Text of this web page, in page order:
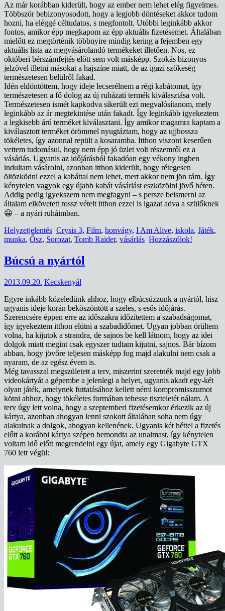
Az már korábban kiderült, hogy az ember nem lehet elég figyelmes.
Többször bebizonyosodott, hogy a legjobb döntéseket akkor tudom
hozni, ha eléggé céltudatos, s megfontolt. Utóbbi leginkább akkor
fontos, amikor épp megkapom az épp aktuális fizetésemet. Általában
mielőtt ez megtörténik többnyire mindig kering a fejemben egy
aktuális lista az megvásárolandó termékeket illetően. Nos, ez
októberi bérszámfejtés előtt sem volt másképp. Szokás bizonyos
jelzővel illetni másokat a hajszíne miatt, de az igazi szőkeség
természetesen belülről fakad.
Idén eldöntöttem, hogy ideje lecserélnem a régi kabátomat, így
természetesen a fő dolog az új ruházati termék kiválasztása volt.
Természetesen ismét kapkodva sikerült ezt megvalósítanom, mely
leginkább az ár megtekintése után fakadt. Így leginkább igyekeztem
a legkisebb árú terméket kiválasztani. Így amikor magamra kaptam a
kiválasztott terméket örömmel nyugtáztam, hogy az ujjhossza
tökéletes, így azonnal repült a kosaramba. Itthon viszont keserűen
vettem tudomásul, hogy nem épp jó üzlet volt részemről ez a
vásárlás. Ugyanis az időjárásból fakadóan egy vékony ingben
indultam vásárolni, azonban itthon kiderült, hogy rétegesen
öltözködni ezzel a kabáttal nem lehet, mert akkor nem jön rám. Így
kénytelen vagyok egy újabb kabát vásárlást eszközölni jövő héten.
Addig pedig igyekszem nem megfagyni – s persze beismerni az
általam elkövetett rossz vételt itthon ezzel is igazat adva a szülőknek
😀 – a nyári ruháimban.
Helyzetjelentés Crysis 3, Film, honvágy, I Am Alive, iskola, Játék,
munka, Ősz, Sorozat, Tomb Raider, vásárlás Hozzászólok!
Búcsú a nyártól
2013.09.20. Kecskenyál
Egyre inkább közeledünk ahhoz, hogy elbúcsúzzunk a nyártól, hisz
ugyanis ideje korán beköszöntött a szeles, s esős időjárás.
Szerencsére éppen erre az időszakra időzítettem a szabadságomat,
így igyekeztem itthon elütni a szabadidőmet. Ugyan jobban örültem
volna, ha kijutok a strandra, de sajnos be kell látnom, hogy az idei
dolgok miatt megint csak egyszer tudtam kijutni, sajnos. Bár bízom
abban, hogy jövőre teljesen másképp fog majd alakulni nem csak a
nyaram, de az egész évem is.
Még tavasszal megszületett a terv, miszerint szeretnék majd egy jobb
videokártyát a gépembe a jelenlegi a helyet, ugyanis akadt egy-két
olyan játék, amelynek futtatásához kellett némi kompromisszumot
kötni ahhoz, hogy tökéletes formában tehesse tiszteletét nálam. A
terv úgy lett volna, hogy a szeptemberi fizetésemkor érkezik az új
kártya, azonban ahogyan lenni szokott általában soha nem úgy
alakulnak a dolgok, ahogyan kellenének. Ugyanis két héttel a fizetés
előtt a korábbi kártya szépen bemondta az unalmast, így kénytelen
voltam idő előtt megrendelni egy újat, amely egy Gigabyte GTX
760 lett végül: